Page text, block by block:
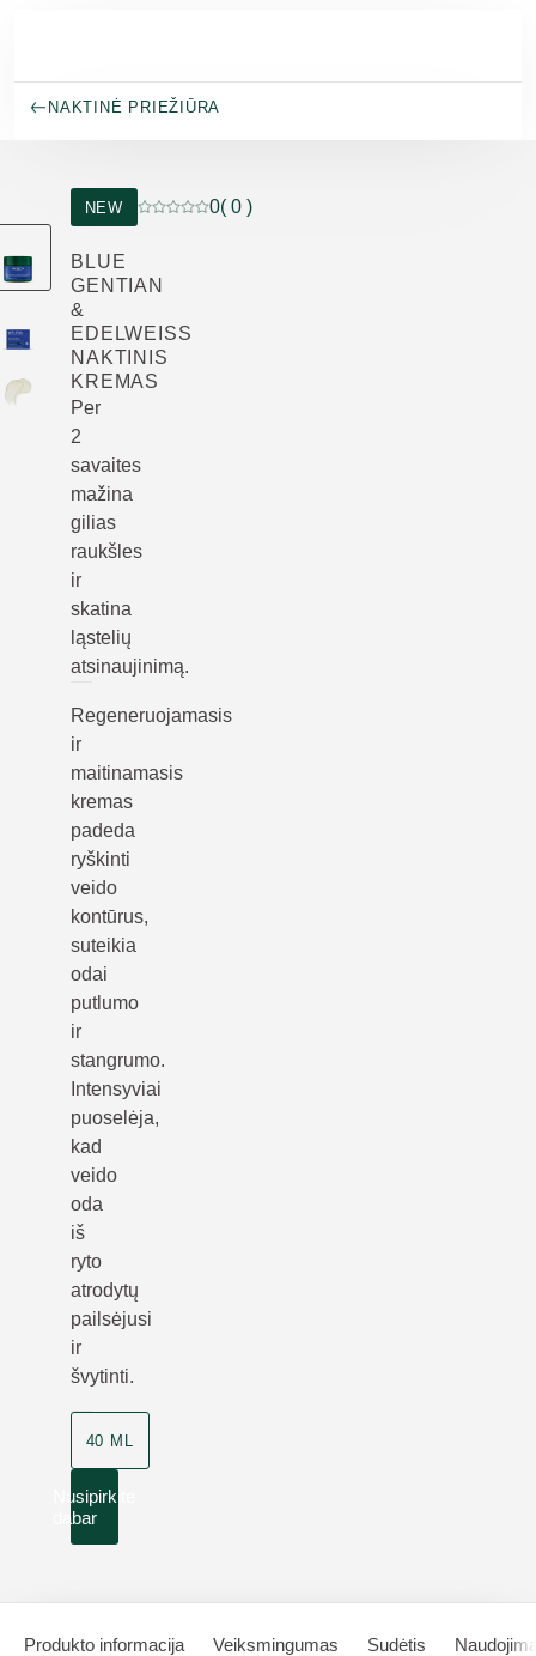
NAKTINĖ PRIEŽIŪRA
NEW
Dabartinis įvertinimas: 0 iš 5 žvaigždučių
0( 0 )
BLUE
GENTIAN
&
EDELWEISS
NAKTINIS
KREMAS
Per
2
savaites
mažina
gilias
raukšles
ir
skatina
ląstelių
atsinaujinimą.
Regeneruojamasis
ir
maitinamasis
kremas
padeda
ryškinti
veido
kontūrus,
suteikia
odai
putlumo
ir
stangrumo.
Intensyviai
puoselėja,
kad
veido
oda
iš
ryto
atrodytų
pailsėjusi
ir
švytinti.
40 ML
Nusipirkite
dabar
Produkto informacija Veiksmingumas Sudėtis